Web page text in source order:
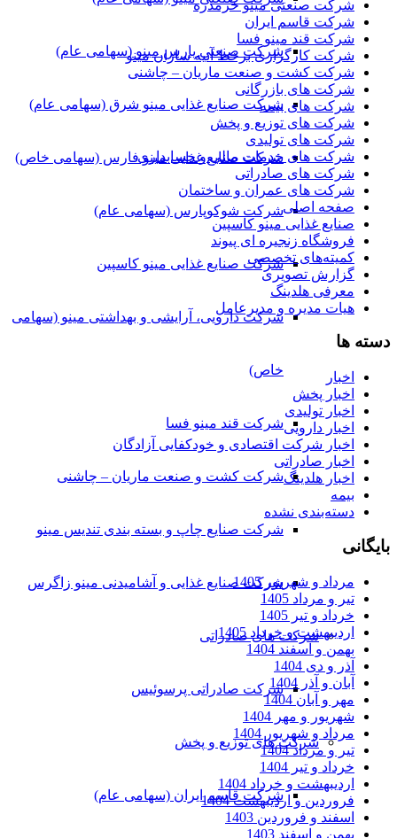
شرکت صنعتی پارس مینو (سهامی عام)
شرکت صنایع غذایی مینو شرق (سهامی عام)
شرکت صنایع غذایی مینو فارس (سهامی خاص)
شرکت شوکوپارس (سهامی عام)
شرکت صنایع غذایی مینو کاسپین
شرکت دارویی، آرایشی و بهداشتی مینو (سهامی
خاص)
شرکت قند مینو فسا
شرکت کشت و صنعت ماریان – چاشنی
شرکت صنایع چاپ و بسته بندی تندیس مینو
شرکت صنایع غذایی و آشامیدنی مینو زاگرس
شرکت های صادراتی
شرکت صادراتی پرسوئیس
شرکت های توزیع و پخش
شرکت قاسم ایران (سهامی عام)
شرکت صنعتی مینو خرمدره
شرکت قاسم ایران
شرکت قند مینو فسا
شرکت کارگزاری برخط آتیه سازان مینو
شرکت کشت و صنعت ماریان – چاشنی
شرکت های بازرگانی
شرکت های بیمه
شرکت های توزیع و پخش
شرکت های تولیدی
شرکت های خدمات مالی و حسابداری
شرکت های صادراتی
شرکت های عمران و ساختمان
صفحه اصلی
صنایع غذایی مینو کاسپین
فروشگاه زنجیره ای پیوند
کمیته‌های تخصصی
گزارش تصویری
معرفی هلدینگ
هیات مدیره و مدیرعامل
دسته ها
اخبار
اخبار پخش
اخبار تولیدی
اخبار دارویی
اخبار شرکت اقتصادی و خودکفایی آزادگان
اخبار صادراتی
اخبار هلدینگ
بیمه
دسته‌بندی نشده
بایگانی
مرداد و شهریور 1405
تیر و مرداد 1405
خرداد و تیر 1405
اردیبهشت و خرداد 1405
بهمن و اسفند 1404
آذر و دی 1404
آبان و آذر 1404
مهر و آبان 1404
شهریور و مهر 1404
مرداد و شهریور 1404
تیر و مرداد 1404
خرداد و تیر 1404
اردیبهشت و خرداد 1404
فروردین و اردیبهشت 1404
اسفند و فروردین 1403
بهمن و اسفند 1403